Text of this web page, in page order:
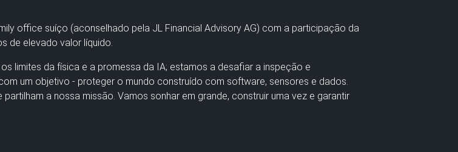
office suíço (aconselhado pela JL Financial Advisory AG) com a participação da
de elevado valor líquido.
limites da física e a promessa da IA; estamos a desafiar a inspeção e
um objetivo - proteger o mundo construído com software, sensores e dados.
a nossa missão. Vamos sonhar em grande, construir uma vez e garantir